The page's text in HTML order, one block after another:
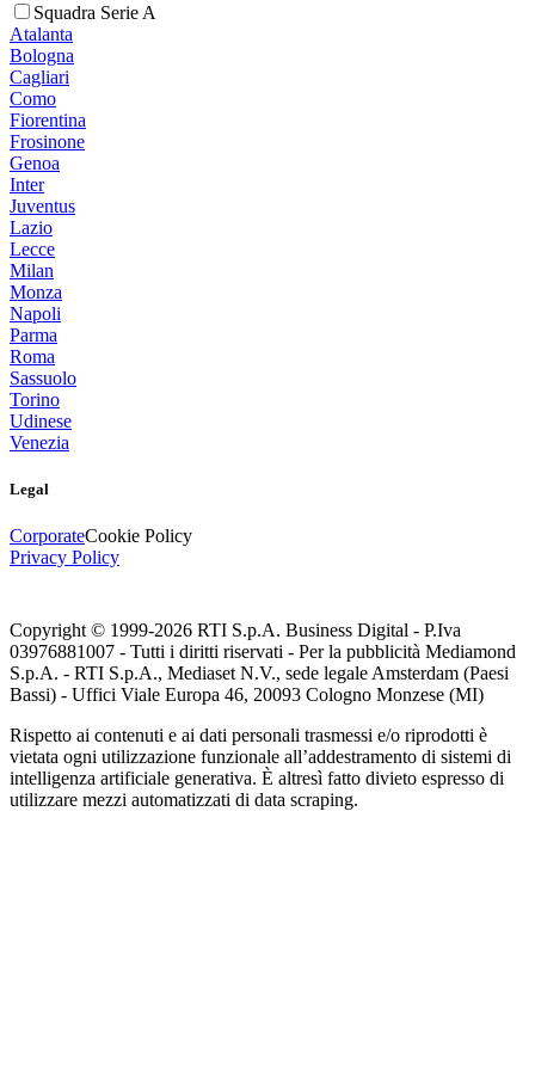
Squadra Serie A
Atalanta
Bologna
Cagliari
Como
Fiorentina
Frosinone
Genoa
Inter
Juventus
Lazio
Lecce
Milan
Monza
Napoli
Parma
Roma
Sassuolo
Torino
Udinese
Venezia
Legal
CorporateCookie Policy
Privacy Policy
Copyright © 1999-2026 RTI S.p.A. Business Digital - P.Iva
03976881007 - Tutti i diritti riservati - Per la pubblicità Mediamond
S.p.A. - RTI S.p.A., Mediaset N.V., sede legale Amsterdam (Paesi
Bassi) - Uffici Viale Europa 46, 20093 Cologno Monzese (MI)
Rispetto ai contenuti e ai dati personali trasmessi e/o riprodotti è
vietata ogni utilizzazione funzionale all’addestramento di sistemi di
intelligenza artificiale generativa. È altresì fatto divieto espresso di
utilizzare mezzi automatizzati di data scraping.